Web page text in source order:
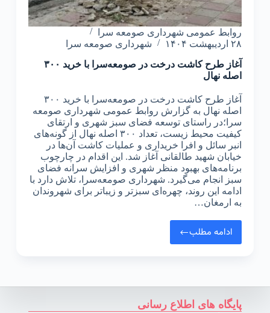
روابط عمومی شهرداری صومعه سرا
۲۸ اردیبهشت ۱۴۰۴
شهرداری صومعه سرا
آغاز طرح کاشت درخت در صومعه‌سرا با خرید ۳۰۰
اصله نهال
آغاز طرح کاشت درخت در صومعه‌سرا با خرید ۳۰۰
اصله نهال به گزارش روابط عمومی شهرداری صومعه
سرا؛در راستای توسعه فضای سبز شهری و ارتقای
کیفیت محیط زیست، تعداد ۳۰۰ اصله نهال از گونه‌های
انبر سائل و افرا خریداری و عملیات کاشت آن‌ها در
خیابان شهید طالقانی آغاز شد. این اقدام در چارچوب
برنامه‌های بهبود منظر شهری و افزایش سرانه فضای
سبز انجام می‌گیرد. شهرداری صومعه‌سرا، تلاش دارد با
ادامه این روند، چهره‌ای سبزتر و زیباتر برای شهروندان
به ارمغان…
ادامه مطلب
پایگاه های اطلاع رسانی